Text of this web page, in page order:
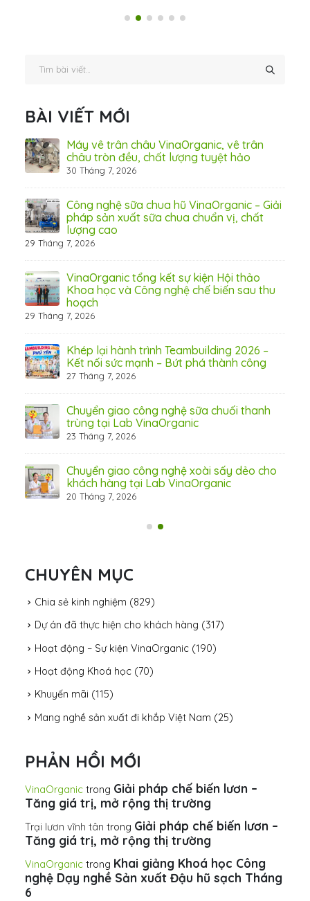
BÀI VIẾT MỚI
Máy vê trân châu VinaOrganic, vê trân
châu tròn đều, chất lượng tuyệt hảo
30 Tháng 7, 2026
Công nghệ sữa chua hũ VinaOrganic – Giải
pháp sản xuất sữa chua chuẩn vị, chất
lượng cao
29 Tháng 7, 2026
VinaOrganic tổng kết sự kiện Hội thảo
Khoa học và Công nghệ chế biến sau thu
hoạch
29 Tháng 7, 2026
Khép lại hành trình Teambuilding 2026 –
Kết nối sức mạnh – Bứt phá thành công
27 Tháng 7, 2026
Chuyển giao công nghệ sữa chuối thanh
trùng tại Lab VinaOrganic
23 Tháng 7, 2026
Chuyển giao công nghệ xoài sấy dẻo cho
khách hàng tại Lab VinaOrganic
20 Tháng 7, 2026
CHUYÊN MỤC
Chia sẻ kinh nghiệm (829)
Dự án đã thực hiện cho khách hàng (317)
Hoạt động – Sự kiện VinaOrganic (190)
Hoạt động Khoá học (70)
Khuyến mãi (115)
Mang nghề sản xuất đi khắp Việt Nam (25)
PHẢN HỒI MỚI
VinaOrganic trong Giải pháp chế biến lươn –
Tăng giá trị, mở rộng thị trường
Trại lươn vĩnh tân trong Giải pháp chế biến lươn –
Tăng giá trị, mở rộng thị trường
VinaOrganic trong Khai giảng Khoá học Công
nghệ Dạy nghề Sản xuất Đậu hũ sạch Tháng
6